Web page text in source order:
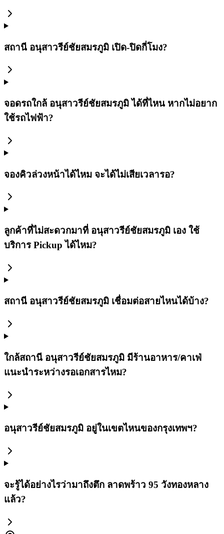
สถานี อนุสาวรีย์ชัยสมรภูมิ เปิด-ปิดกี่โมง?
จอดรถใกล้ อนุสาวรีย์ชัยสมรภูมิ ได้ที่ไหน หากไม่อยาก
ใช้รถไฟฟ้า?
จองคิวล่วงหน้าได้ไหม จะได้ไม่เสียเวลารอ?
ลูกค้าที่ไม่สะดวกมาที่ อนุสาวรีย์ชัยสมรภูมิ เอง ใช้
บริการ Pickup ได้ไหม?
สถานี อนุสาวรีย์ชัยสมรภูมิ เชื่อมต่อสายไหนได้บ้าง?
ใกล้สถานี อนุสาวรีย์ชัยสมรภูมิ มีร้านอาหาร/คาเฟ่
แนะนำระหว่างรอเอกสารไหม?
อนุสาวรีย์ชัยสมรภูมิ อยู่ในเขตไหนของกรุงเทพฯ?
จะรู้ได้อย่างไรว่ามาถึงตึก ลาดพร้าว 95 วังทองหลาง
แล้ว?